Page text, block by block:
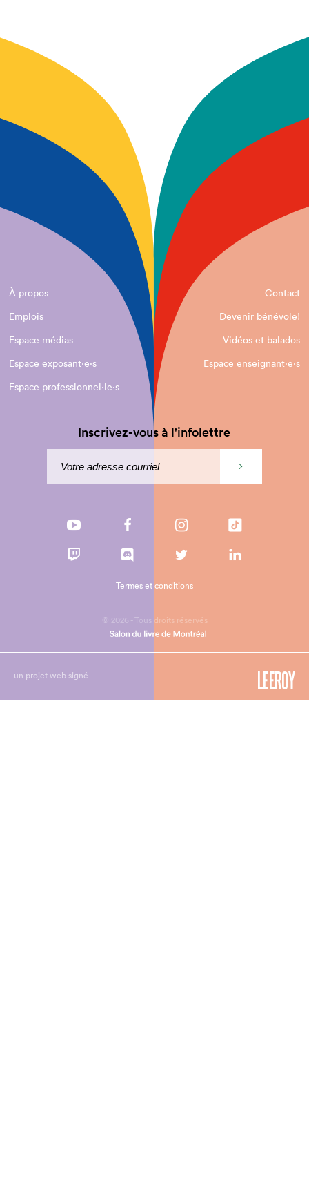
À propos
Contact
Emplois
Devenir bénévole!
Espace médias
Vidéos et balados
Espace exposant·e⋅s
Espace enseignant·e⋅s
Espace professionnel·le⋅s
Inscrivez-vous à l'infolettre
© 2026 - Tous droits réservés
Termes et conditions
un projet web signé